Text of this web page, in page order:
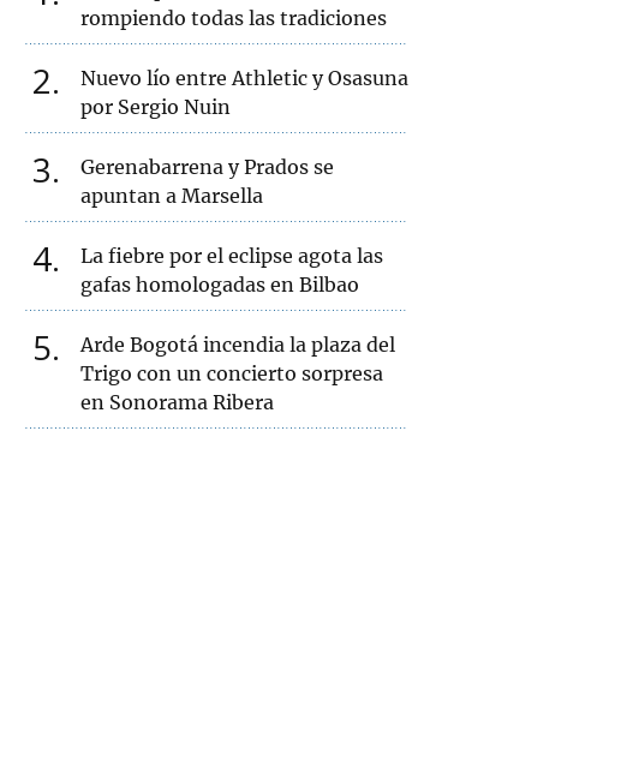
rompiendo todas las tradiciones
2
Nuevo lío entre Athletic y Osasuna
por Sergio Nuin
3
Gerenabarrena y Prados se
apuntan a Marsella
4
La fiebre por el eclipse agota las
gafas homologadas en Bilbao
5
Arde Bogotá incendia la plaza del
Trigo con un concierto sorpresa
en Sonorama Ribera